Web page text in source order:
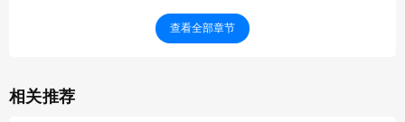
第6章：桃花林中的剑客
第8章：寻找线索
查看全部章节
相关推荐